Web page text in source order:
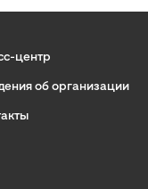
центр
об организации